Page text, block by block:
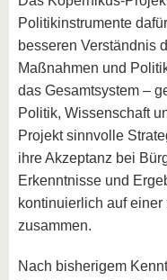
Politikinstrumente
besseren Verständnis
Maßnahmen und
das Gesamtsystem –
Politik, Wissenschaft
Projekt sinnvolle
ihre Akzeptanz bei
Erkenntnisse und
kontinuierlich auf
zusammen.
Nach bisherigem